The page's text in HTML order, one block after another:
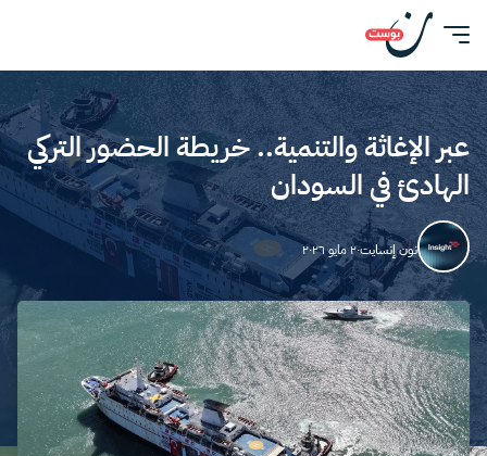
عبر الإغاثة والتنمية.. خريطة الحضور التركي
الهادئ في السودان
نون إنسايت٢٠ مايو ٢٠٢٦